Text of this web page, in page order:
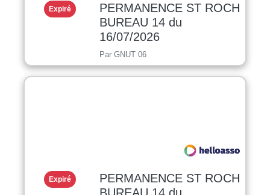
Expiré
PERMANENCE ST ROCH
BUREAU 14 du
16/07/2026
Par GNUT 06
Expiré
PERMANENCE ST ROCH